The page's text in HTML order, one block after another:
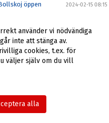
öppen 2024-02-15 08:15
2024-02-13 13:32
2024-02-13 09:57
2024 2024-02-12 16:00
Svenska Cupen
AIK
två nya år hos
använder vi nödvändiga
inte att stänga av.
cookies, t.ex. för
väljer själv om du vill
alla